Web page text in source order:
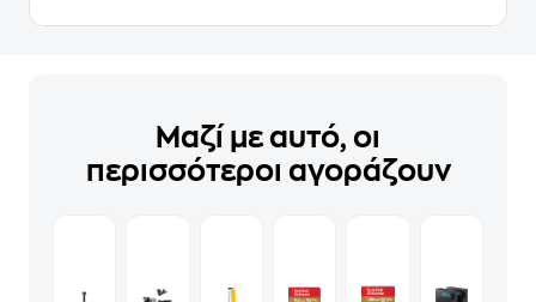
Μαζί με αυτό, οι
περισσότεροι αγοράζουν